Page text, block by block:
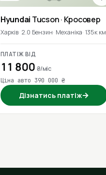
Hyundai Tucson· Кросовер
Харків 2.0 Бензин Механіка 135к км
ПЛАТІЖ ВІД
11 800 ₴/міс
Ціна авто 390 000 ₴
Дізнатись платіж→